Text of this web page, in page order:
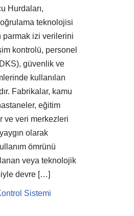
Hurdaları,
teknolojisi
parmak izi verilerini
kontrolü, personel
güvenlik ve
kullanılan
Fabrikalar, kamu
eğitim
ve veri merkezleri
olarak
ömrünü
veya teknolojik
devre […]
Sistemi